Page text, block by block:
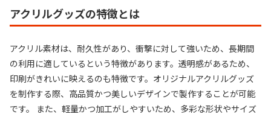
アクリルグッズの特徴とは
アクリル素材は、耐久性があり、衝撃に対して強いため、長期間
の利用に適しているという特徴があります。透明感があるため、
印刷がきれいに映えるのも特徴です。オリジナルアクリルグッズ
を制作する際、高品質かつ美しいデザインで製作することが可能
です。 また、軽量かつ加工がしやすいため、多彩な形状やサイズ